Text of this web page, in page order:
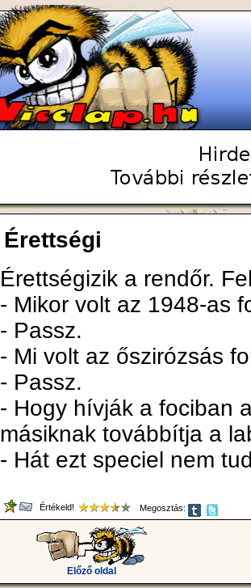
Érettségi
Érettségizik a rendőr.
- Mikor volt az 1948-as
- Passz.
- Mi volt az őszirózsás
- Passz.
- Hogy hívják a fociban
másiknak továbbítja a
- Hát ezt speciel nem
Értékeld! Megosztás:
Előző oldal